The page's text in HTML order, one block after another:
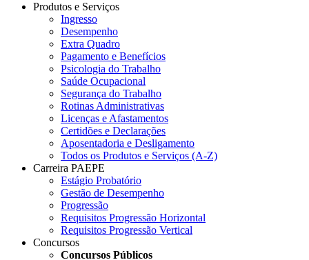
Produtos e Serviços
Ingresso
Desempenho
Extra Quadro
Pagamento e Benefícios
Psicologia do Trabalho
Saúde Ocupacional
Segurança do Trabalho
Rotinas Administrativas
Licenças e Afastamentos
Certidões e Declarações
Aposentadoria e Desligamento
Todos os Produtos e Serviços (A-Z)
Carreira PAEPE
Estágio Probatório
Gestão de Desempenho
Progressão
Requisitos Progressão Horizontal
Requisitos Progressão Vertical
Concursos
Concursos Públicos